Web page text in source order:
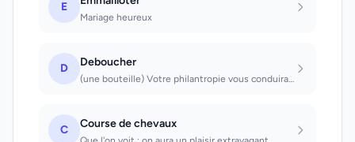
E
Mariage heureux
D Deboucher
(une bouteille) Votre philantropie vous conduira à la ruine si vous n'y prenez p...
C Course de chevaux